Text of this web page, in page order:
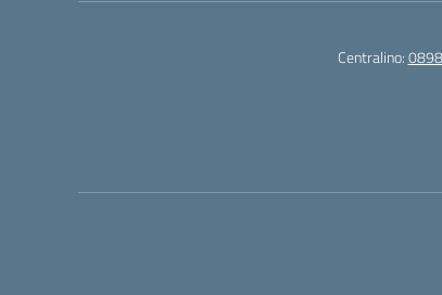
Centralino: